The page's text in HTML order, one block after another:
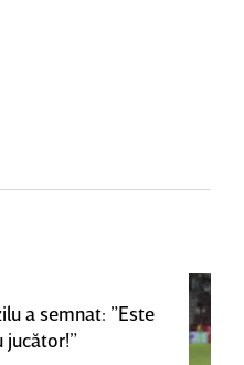
a semnat: ”Este
jucător!”